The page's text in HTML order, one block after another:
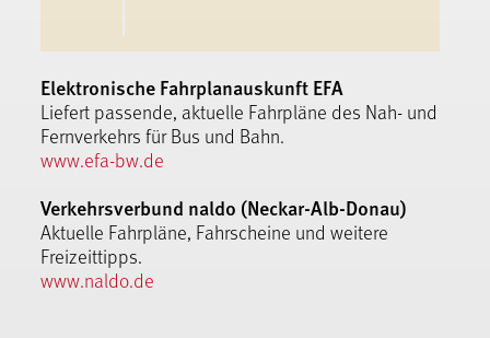
Elektronische Fahrplanauskunft EFA
Liefert passende, aktuelle Fahrpläne des Nah- und
Fernverkehrs für Bus und Bahn.
www.efa-bw.de
Verkehrsverbund naldo (Neckar-Alb-Donau)
Aktuelle Fahrpläne, Fahrscheine und weitere
Freizeittipps.
www.naldo.de